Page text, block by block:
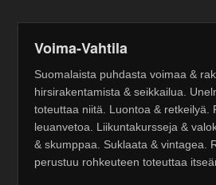
Voima-Vahtila
Suomalaista puhdasta voimaa &
hirsirakentamista & seikkailua.
toteuttaa niitä. Luontoa & retkeilyä.
leuanvetoa. Liikuntakursseja &
& skumppaa. Suklaata & vintagea.
perustuu rohkeuteen toteuttaa